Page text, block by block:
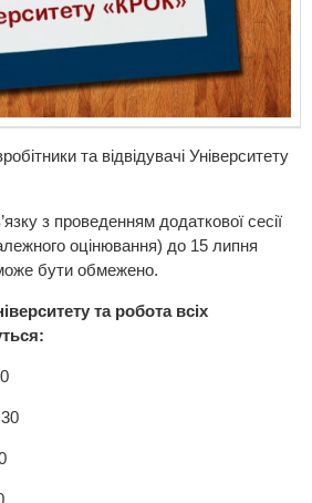
та відвідувачі Університету
з проведенням додаткової сесії
оцінювання) до 15 липня
бути обмежено.
та робота всіх